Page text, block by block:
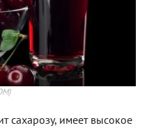
сахарозу, имеет высокое